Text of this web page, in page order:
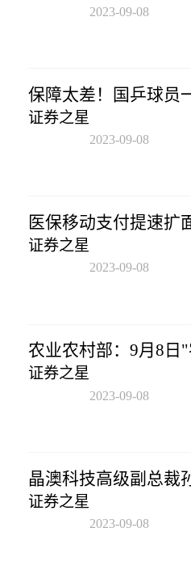
2023-09-08
保障太差！国乒球员
证券之星
2023-09-08
医保移动支付提速扩
证券之星
2023-09-08
农业农村部：9月8日
证券之星
2023-09-08
晶澳科技高级副总裁
证券之星
2023-09-08